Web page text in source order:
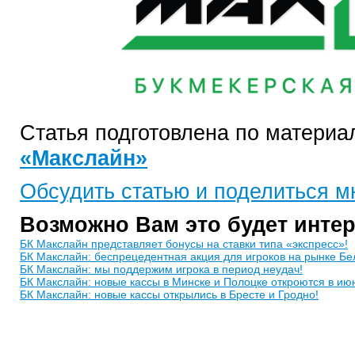
Статья подготовлена по
«Макслайн»
Обсудить статью и поделиться
Возможно Вам это будет
БК Макслайн представляет бонусы на ставки типа «экспресс»!
БК Макслайн: беспрецедентная акция для игроков на рынке
БК Макслайн: мы поддержим игрока в период неудач!
БК Макслайн: новые кассы в Минске и Полоцке откроются в
БК Макслайн: новые кассы открылись в Бресте и Гродно!